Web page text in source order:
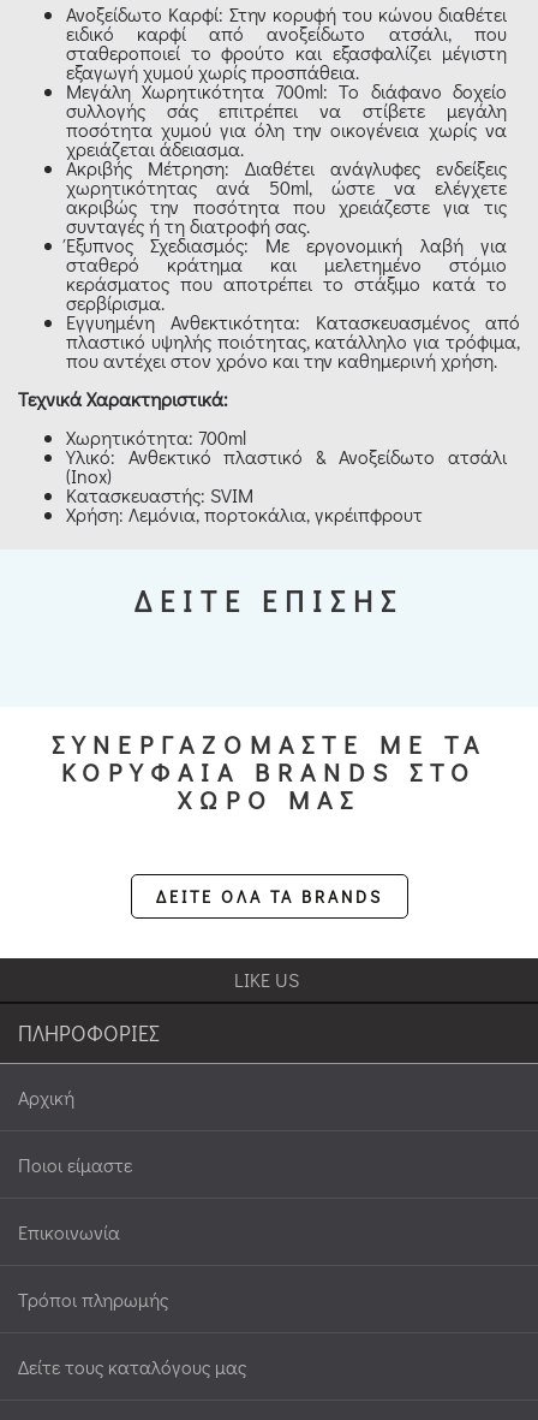
Ανοξείδωτο Καρφί: Στην κορυφή του κώνου διαθέτει
ειδικό καρφί από ανοξείδωτο ατσάλι, που
σταθεροποιεί το φρούτο και εξασφαλίζει μέγιστη
εξαγωγή χυμού χωρίς προσπάθεια.
Μεγάλη Χωρητικότητα 700ml: Το διάφανο δοχείο
συλλογής σάς επιτρέπει να στίβετε μεγάλη
ποσότητα χυμού για όλη την οικογένεια χωρίς να
χρειάζεται άδειασμα.
Ακριβής Μέτρηση: Διαθέτει ανάγλυφες ενδείξεις
χωρητικότητας ανά 50ml, ώστε να ελέγχετε
ακριβώς την ποσότητα που χρειάζεστε για τις
συνταγές ή τη διατροφή σας.
Έξυπνος Σχεδιασμός: Με εργονομική λαβή για
σταθερό κράτημα και μελετημένο στόμιο
κεράσματος που αποτρέπει το στάξιμο κατά το
σερβίρισμα.
Εγγυημένη Ανθεκτικότητα: Κατασκευασμένος από
πλαστικό υψηλής ποιότητας, κατάλληλο για τρόφιμα,
που αντέχει στον χρόνο και την καθημερινή χρήση.
Τεχνικά Χαρακτηριστικά:
Χωρητικότητα: 700ml
Υλικό: Ανθεκτικό πλαστικό & Ανοξείδωτο ατσάλι
(Inox)
Κατασκευαστής: SVIM
Χρήση: Λεμόνια, πορτοκάλια, γκρέιπφρουτ
ΔΕΙΤΕ ΕΠΙΣΗΣ
ΣΥΝΕΡΓΑΖΟΜΑΣΤΕ ΜΕ ΤΑ
ΚΟΡΥΦΑΙΑ BRANDS ΣΤΟ
ΧΩΡΟ ΜΑΣ
ΔΕΙΤΕ ΟΛΑ ΤΑ BRANDS
LIKE US
ΠΛΗΡΟΦΟΡΙΕΣ
Αρχική
Ποιοι είμαστε
Επικοινωνία
Τρόποι πληρωμής
Δείτε τους καταλόγους μας